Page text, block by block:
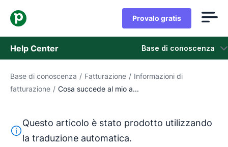
Provalo gratis
Help Center Base di conoscenza
Base di conoscenza
Contatta l'assistenza
Base di conoscenza / Fatturazione / Informazioni di
fatturazione / Cosa succede al mio a...
Questo testo è stato tradotto dall'inglese utilizzando
Questo articolo è stato prodotto utilizzando
la traduzione automatica.